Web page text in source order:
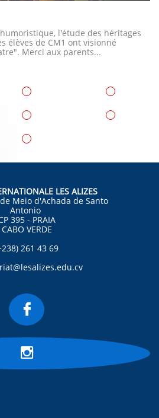
l'étude des héritages
élèves de CM1 ont visionné
Merci aux parents...
LES ALIZES
Meio d'Achada de Santo
Antonio
395 - PRAIA
CABO VERDE
261 43 69

